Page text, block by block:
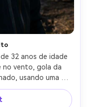
32 anos de idade
no vento, gola da
usando uma
em pé em um
céu nublado